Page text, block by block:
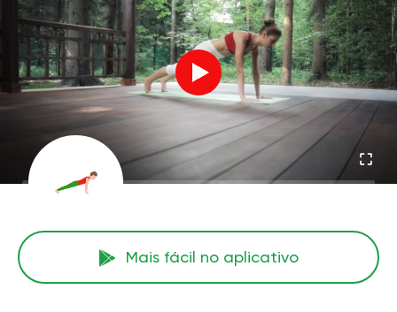
Mais fácil no aplicativo